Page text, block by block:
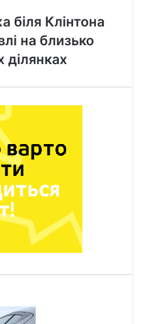
біля Клінтона
на близько
ділянках